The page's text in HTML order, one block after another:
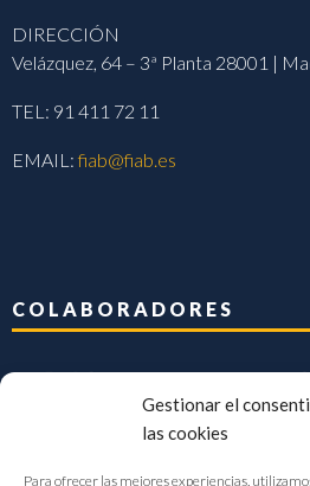
Gestionar el
las cookies
Para ofrecer las mejores experiencias,
DIRECCIÓN
Velázquez, 64 – 3ª Planta 28001 |
TEL: 91 411 72 11
EMAIL:fiab@fiab.es
COLABORADORES